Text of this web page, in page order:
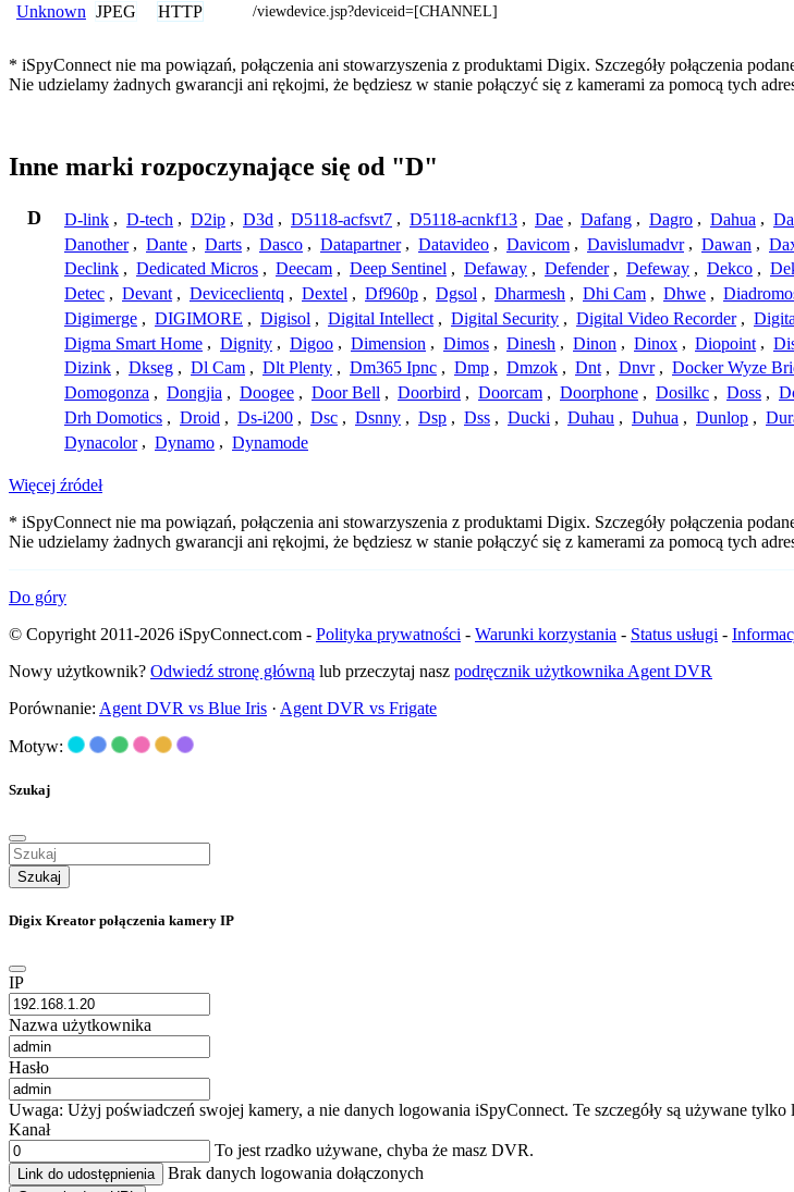
Unknown JPEG HTTP /viewdevice.jsp?deviceid=[CHANNEL]
* iSpyConnect nie ma powiązań, połączenia ani stowarzyszenia z produktami Digix. Szczegóły połączenia
Nie udzielamy żadnych gwarancji ani rękojmi, że będziesz w stanie połączyć się z kamerami za pomocą tych
Inne marki rozpoczynające się od "D"
D D-link , D-tech , D2ip , D3d , D5118-acfsvt7 , D5118-acnkf13 , Dae , Dafang , Dagro , Dahua ,
Danother , Dante , Darts , Dasco , Datapartner , Datavideo , Davicom , Davislumadvr , Dawan ,
Declink , Dedicated Micros , Deecam , Deep Sentinel , Defaway , Defender , Defeway , Dekco ,
Detec , Devant , Deviceclientq , Dextel , Df960p , Dgsol , Dharmesh , Dhi Cam , Dhwe ,
Digimerge , DIGIMORE , Digisol , Digital Intellect , Digital Security , Digital Video Recorder ,
Digma Smart Home , Dignity , Digoo , Dimension , Dimos , Dinesh , Dinon , Dinox , Diopoint ,
Dizink , Dkseg , Dl Cam , Dlt Plenty , Dm365 Ipnc , Dmp , Dmzok , Dnt , Dnvr , Docker Wyze
Domogonza , Dongjia , Doogee , Door Bell , Doorbird , Doorcam , Doorphone , Dosilkc , Doss ,
Drh Domotics , Droid , Ds-i200 , Dsc , Dsnny , Dsp , Dss , Ducki , Duhau , Duhua , Dunlop ,
Dynacolor , Dynamo , Dynamode
Więcej źródeł
* iSpyConnect nie ma powiązań, połączenia ani stowarzyszenia z produktami Digix. Szczegóły połączenia
Nie udzielamy żadnych gwarancji ani rękojmi, że będziesz w stanie połączyć się z kamerami za pomocą tych
Do góry
© Copyright 2011-2026 iSpyConnect.com - Polityka prywatności - Warunki korzystania - Status usługi -
Nowy użytkownik? Odwiedź stronę główną lub przeczytaj nasz podręcznik użytkownika Agent DVR
Porównanie: Agent DVR vs Blue Iris · Agent DVR vs Frigate
Motyw:
Szukaj
Szukaj
Digix Kreator połączenia kamery IP
IP
Nazwa użytkownika
Hasło
Uwaga: Użyj poświadczeń swojej kamery, a nie danych logowania iSpyConnect. Te szczegóły są używane
Kanał
To jest rzadko używane, chyba że masz DVR.
Link do udostępnienia Brak danych logowania dołączonych